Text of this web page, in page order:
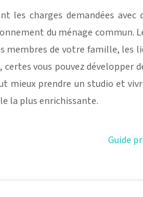
charges demandées
du ménage commun.
de votre famille,
vous pouvez développer
prendre un studio et
la plus enrichissante.
Guide